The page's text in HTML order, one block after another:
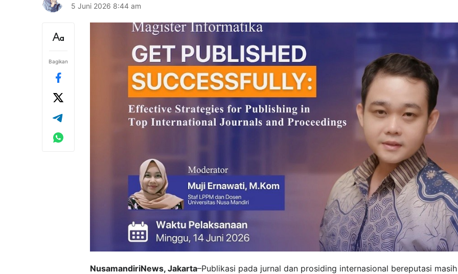
5 Juni 2026 8:44 am
Bagikan
NusamandiriNews, Jakarta–Publikasi pada jurnal dan prosiding internasional bereputasi masih